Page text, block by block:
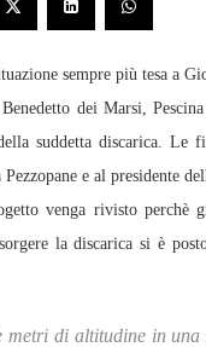
sempre più tesa a
dei Marsi,
suddetta discarica. Le
e al presidente
venga rivisto perchè
la discarica si è
di altitudine in